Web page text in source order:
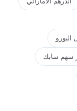
اليورو
سهم سابك